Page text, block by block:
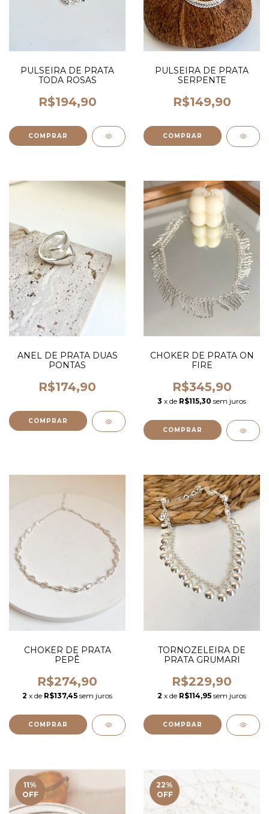
PULSEIRA DE PRATA
TODA ROSAS
R$194,90
PULSEIRA DE PRATA
SERPENTE
R$149,90
ANEL DE PRATA DUAS
PONTAS
R$174,90
CHOKER DE PRATA ON
FIRE
R$345,90
3 x de R$115,30 sem juros
CHOKER DE PRATA
PEPÊ
R$274,90
2 x de R$137,45 sem juros
TORNOZELEIRA DE
PRATA GRUMARI
R$229,90
2 x de R$114,95 sem juros
11%
OFF
22%
OFF